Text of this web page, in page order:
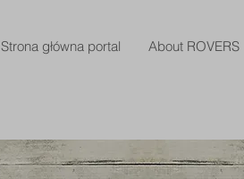
Strona główna portal About ROVERS